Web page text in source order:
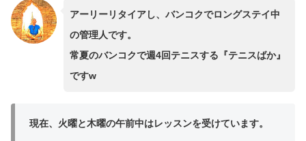
アーリーリタイアし、バンコクでロングステイ中
の管理人です。
常夏のバンコクで週4回テニスする『テニスばか』
ですw
現在、火曜と木曜の午前中はレッスンを受けています。